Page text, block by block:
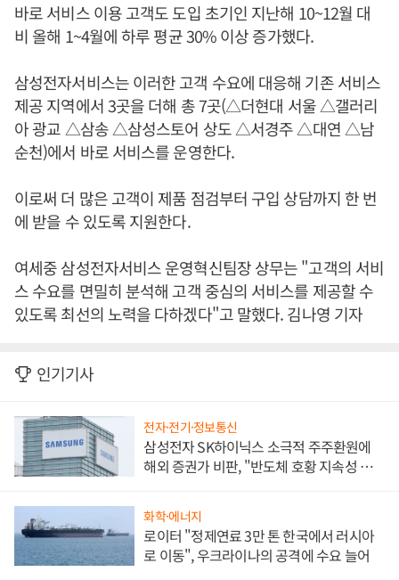
바로 서비스 이용 고객도 도입 초기인 지난해 10~12월 대
비 올해 1~4월에 하루 평균 30% 이상 증가했다.
삼성전자서비스는 이러한 고객 수요에 대응해 기존 서비스
제공 지역에서 3곳을 더해 총 7곳(△더현대 서울 △갤러리
아 광교 △삼송 △삼성스토어 상도 △서경주 △대연 △남
순천)에서 바로 서비스를 운영한다.
이로써 더 많은 고객이 제품 점검부터 구입 상담까지 한 번
에 받을 수 있도록 지원한다.
여세중 삼성전자서비스 운영혁신팀장 상무는 "고객의 서비
스 수요를 면밀히 분석해 고객 중심의 서비스를 제공할 수
있도록 최선의 노력을 다하겠다"고 말했다. 김나영 기자
인기기사
전자·전기·정보통신
삼성전자 SK하이닉스 소극적 주주환원에
해외 증권가 비판, "반도체 호황 지속성 의
화학·에너지
로이터 "정제연료 3만 톤 한국에서 러시아
로 이동", 우크라이나의 공격에 수요 늘어